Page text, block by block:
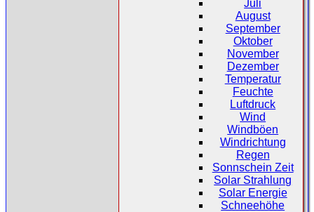
Juli
August
September
Oktober
November
Dezember
Temperatur
Feuchte
Luftdruck
Wind
Windböen
Windrichtung
Regen
Sonnschein Zeit
Solar Strahlung
Solar Energie
Schneehöhe